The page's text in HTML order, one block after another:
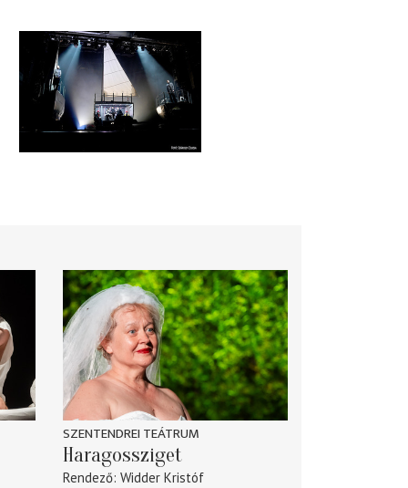
SZENTENDREI TEÁTRUM
Haragossziget
Rendező Widder Kristóf